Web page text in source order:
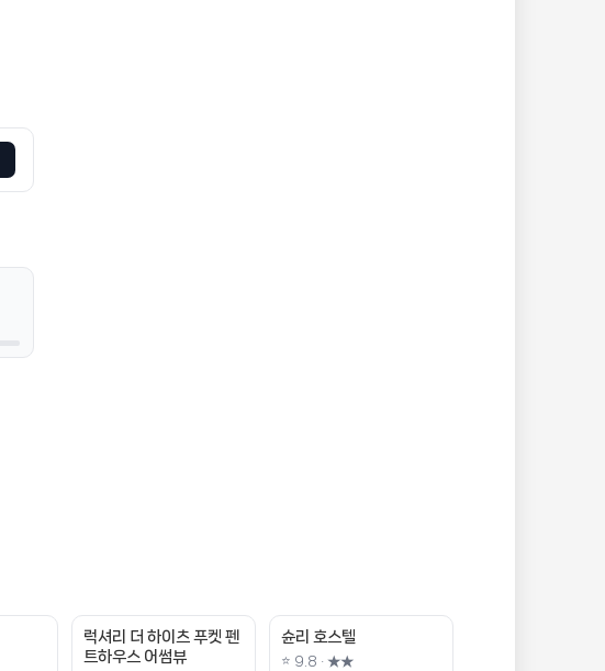
럭셔리 더 하이츠 푸켓 펜
트하우스 어썸뷰
슌리 호스텔
⭐ 9.8 · ★★